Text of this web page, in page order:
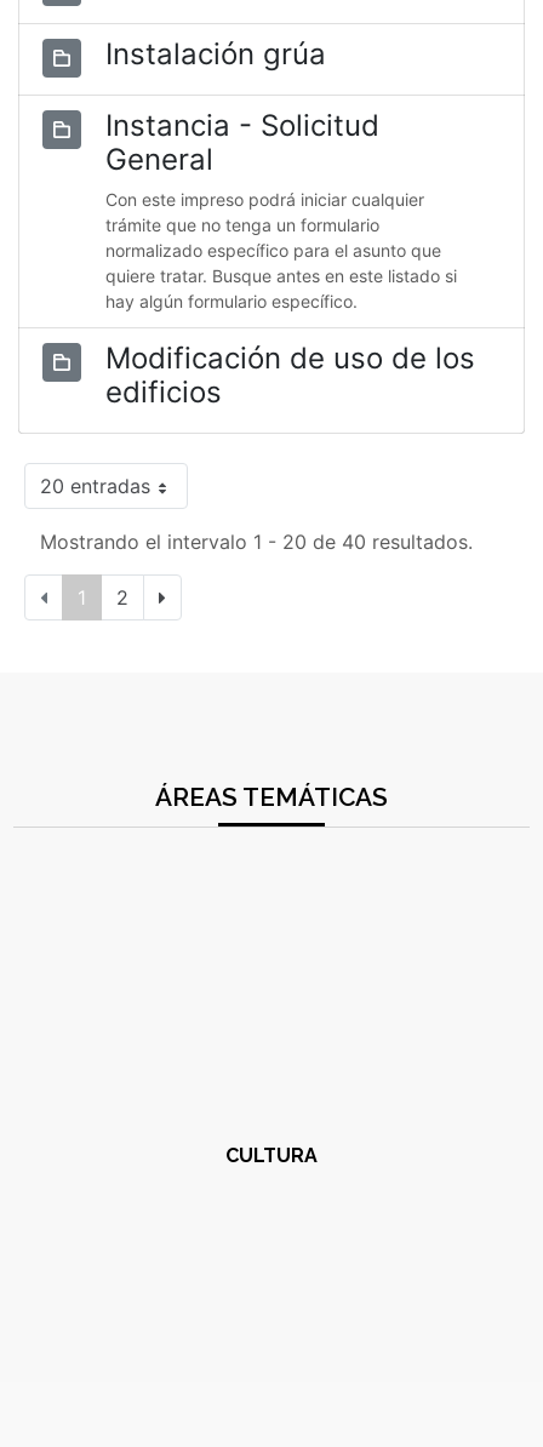
Instalación grúa
Instancia - Solicitud
General
Con este impreso podrá iniciar cualquier
trámite que no tenga un formulario
normalizado específico para el asunto que
quiere tratar. Busque antes en este listado si
hay algún formulario específico.
Modificación de uso de los
edificios
20 entradas
Mostrando el intervalo 1 - 20 de 40 resultados.
1 2
ÁREAS TEMÁTICAS
CULTURA